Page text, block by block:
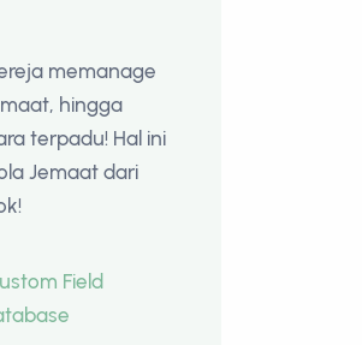
memanage
hingga
terpadu! Hal ini
Jemaat dari
Field